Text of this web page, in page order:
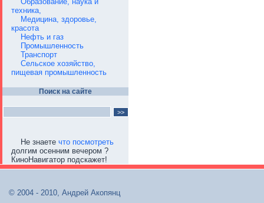
техника,
Медицина, здоровье,
красота
Нефть и газ
Промышленность
Транспорт
Сельское хозяйство,
пищевая промышленность
Поиск на сайте
Не знаете что посмотреть
долгим осенним вечером ?
КиноНавигатор подскажет!
© 2004 - 2010, Андрей Акопянц